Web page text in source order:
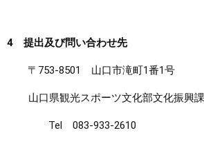
4 提出及び問い合わせ先
〒753-8501 山口市滝町1番1号
山口県観光スポーツ文化部文化振興
Tel 083-933-2610